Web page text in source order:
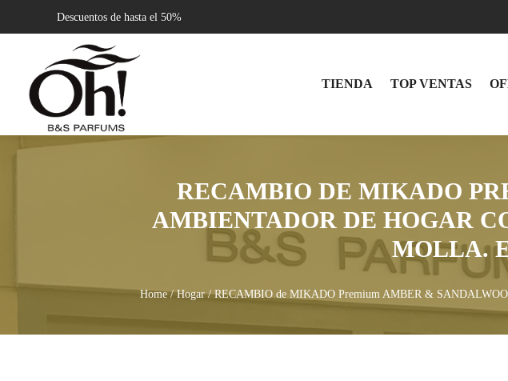
Descuentos de hasta el 50%
TIENDA TOP VENTAS
RECAMBIO DE MIKADO
AMBIENTADOR DE HOGAR
MOLLA.
Home/Hogar/ RECAMBIO de MIKADO Premium AMBER &